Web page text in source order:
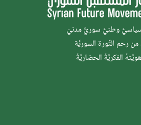
وطنيٌّ سوريٌّ مدنيّ
من رحم الثَّورة السوريَّة
الفكريَّةُ الحضاريَّةُ